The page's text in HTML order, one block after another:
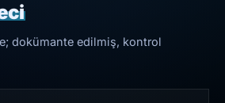
dokümante edilmiş, kontrol